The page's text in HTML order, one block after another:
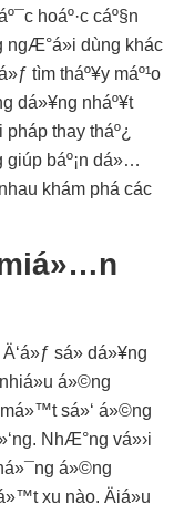
hoáº·c cáº§n
ngÆ°á»i dùng khác
tìm tháº¥y máº¹o
dá»¥ng nháº¥t
pháp thay tháº¿
giúp báº¡n dá»…
khám phá các
sá»­ dá»¥ng
á»©ng
sá»‘ á»©ng
NhÆ°ng vá»›i
á»©ng
xu nào. Äiá»u